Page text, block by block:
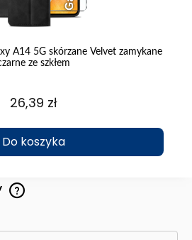
A14 5G skórzane Velvet zamykane
ze szkłem
26,39 zł
Do koszyka
kosztów płatności